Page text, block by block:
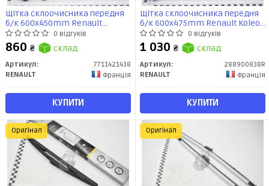
Щітка склоочисника передня
б/к 600x450mm Renault
Megane II 2002- (7711421438)
Renault
0 відгуків
860 ₴ склад
Артикул:
7711421438
RENAULT
Франція
КУПИТИ
Щітка склоочисника передня
б/к 600x475mm Renault Koleos
2008- (288900838R) Renault
0 відгуків
1 030 ₴ склад
Артикул:
288900838R
RENAULT
Франція
КУПИТИ
Оригінал Оригінал